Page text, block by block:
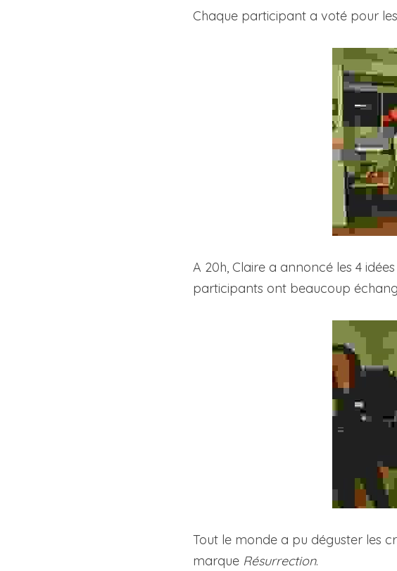
Chaque participant a voté pour
A 20h, Claire a annoncé les 4
participants ont beaucoup
Tout le monde a pu déguster les
marque Résurrection.